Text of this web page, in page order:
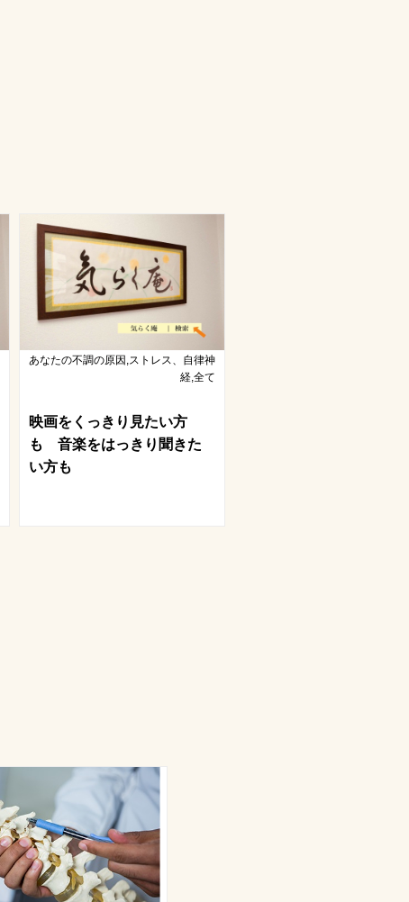
あなたの不調の原因,ストレス、自律神
経,全て
映画をくっきり見たい方
も 音楽をはっきり聞きた
い方も